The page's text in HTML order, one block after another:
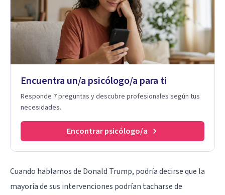
Encuentra un/a psicólogo/a para ti
Responde 7 preguntas y descubre profesionales según tus
necesidades.
Encontrar psicólogo/a
Cuando hablamos de Donald Trump, podría decirse que la
mayoría de sus intervenciones podrían tacharse de